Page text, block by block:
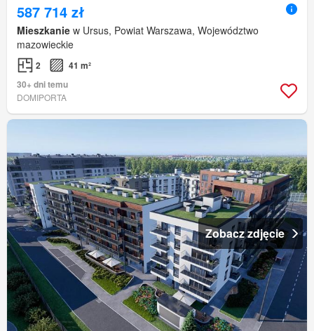
587 714 zł
Mieszkanie w Ursus, Powiat Warszawa, Województwo
mazowieckie
2
41 m²
30+ dni temu
DOMIPORTA
Zobacz zdjęcie